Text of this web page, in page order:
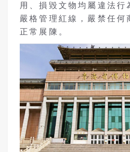
用、損毀文物均屬違法行
嚴格管理紅線，嚴禁任何
正常展陳。